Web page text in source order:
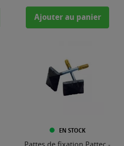
Ajouter au panier
EN STOCK